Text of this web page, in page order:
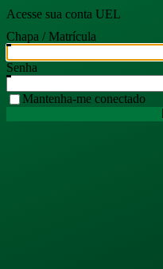
Acesse sua conta UEL
Chapa / Matrícula
Senha
Mantenha-me conectado